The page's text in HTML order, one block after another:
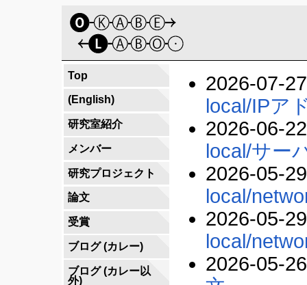
Top
(English)
研究室紹介
メンバー
研究プロジェクト
論文
受賞
ブログ (カレー)
ブログ (カレー以
外)
2026-07-
local/IPア
2026-06-
local/サー
2026-05-
local/
2026-05-
local/
2026-05-